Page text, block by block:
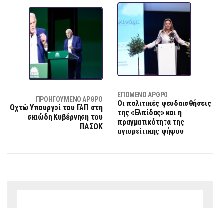
ΠΡΟΗΓΟΎΜΕΝΟ ΆΡΘΡΟ
Οχτώ Υπουργοί του ΓΑΠ στη
σκιώδη Κυβέρνηση του
ΠΑΣΟΚ
ΕΠΌΜΕΝΟ ΆΡΘΡΟ
Οι πολιτικές ψευδαισθήσεις
της «Ελπίδας» και η
πραγματικότητα της
αγιορείτικης ψήφου